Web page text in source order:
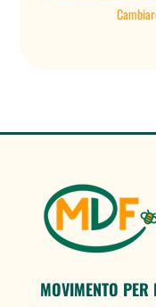
MOVIMENTO PER